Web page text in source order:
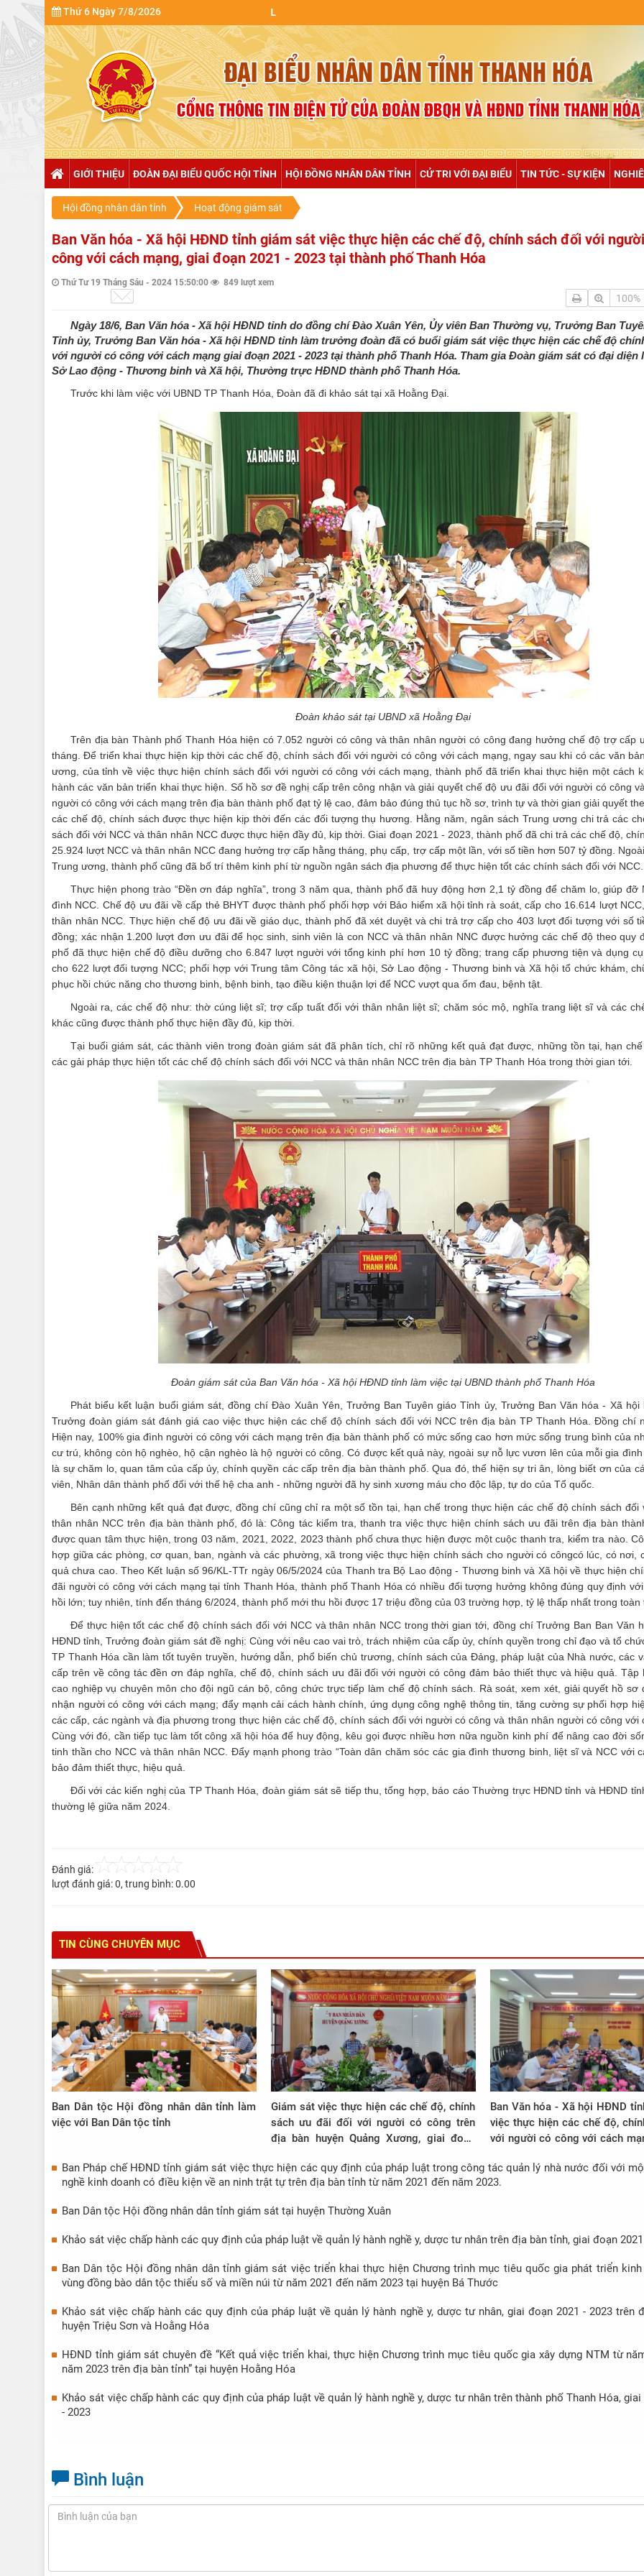
Thứ 6 Ngày 7/8/2026
GIỚI THIỆU ĐOÀN ĐẠI BIỂU QUỐC HỘI TỈNH HỘI ĐỒNG NHÂN DÂN TỈNH CỬ TRI VỚI ĐẠI BIỂU TIN TỨC - SỰ KIỆN
Hội đồng nhân dân tỉnh Hoạt động giám sát
Ban Văn hóa - Xã hội HĐND tỉnh giám sát việc thực hiện các chế độ, chính sách đối với
công với cách mạng, giai đoạn 2021 - 2023 tại thành phố Thanh Hóa
Thứ Tư 19 Tháng Sáu - 2024 15:50:00 849 lượt xem
100%
Ngày 18/6, Ban Văn hóa - Xã hội HĐND tỉnh do đồng chí Đào Xuân Yên, Ủy viên Ban Thường vụ, Trưởng Ban
Tỉnh ủy, Trưởng Ban Văn hóa - Xã hội HĐND tỉnh làm trưởng đoàn đã có buổi giám sát việc thực hiện các chế độ
với người có công với cách mạng giai đoạn 2021 - 2023 tại thành phố Thanh Hóa. Tham gia Đoàn giám sát có đại diện
Sở Lao động - Thương binh và Xã hội, Thường trực HĐND thành phố Thanh Hóa.
Trước khi làm việc với UBND TP Thanh Hóa, Đoàn đã đi khảo sát tại xã Hoằng Đại.
Đoàn khảo sát tại UBND xã Hoằng Đại
Trên địa bàn Thành phố Thanh Hóa hiện có 7.052 người có công và thân nhân người có công đang hưởng chế độ trợ cấp
tháng. Để triển khai thực hiện kịp thời các chế độ, chính sách đối với người có công với cách mạng, ngay sau khi có các văn
ương, của tỉnh về việc thực hiện chính sách đối với người có công với cách mạng, thành phố đã triển khai thực hiện một cách
hành các văn bản triển khai thực hiện. Số hồ sơ đề nghị cấp trên công nhận và giải quyết chế độ ưu đãi đối với người có công
người có công với cách mạng trên địa bàn thành phố đạt tỷ lệ cao, đảm bảo đúng thủ tục hồ sơ, trình tự và thời gian giải quyết
các chế độ, chính sách được thực hiện kịp thời đến các đối tượng thụ hương. Hằng năm, ngân sách Trung ương chi trả các
sách đối với NCC và thân nhân NCC được thực hiện đầy đủ, kịp thời. Giai đoạn 2021 - 2023, thành phố đã chi trả các chế độ,
25.924 lượt NCC và thân nhân NCC đang hưởng trợ cấp hằng tháng, phụ cấp, trợ cấp một lần, với số tiền hơn 507 tỷ đồng.
Trung ương, thành phố cũng đã bố trí thêm kinh phí từ nguồn ngân sách địa phương để thực hiện tốt các chính sách đối với NCC.
Thực hiện phong trào “Đền ơn đáp nghĩa”, trong 3 năm qua, thành phố đã huy động hơn 2,1 tỷ đồng để chăm lo, giúp đỡ
đình NCC. Chế độ ưu đãi về cấp thẻ BHYT được thành phố phối hợp với Bảo hiểm xã hội tỉnh rà soát, cấp cho 16.614 lượt
thân nhân NCC. Thực hiện chế độ ưu đãi về giáo dục, thành phố đã xét duyệt và chi trả trợ cấp cho 403 lượt đối tượng với số
đồng; xác nhận 1.200 lượt đơn ưu đãi để học sinh, sinh viên là con NCC và thân nhân NNC được hưởng các chế độ theo quy
phố đã thực hiện chế độ điều dưỡng cho 6.847 lượt người với tổng kinh phí hơn 10 tỷ đồng; trang cấp phương tiện và dụng
cho 622 lượt đối tượng NCC; phối hợp với Trung tâm Công tác xã hội, Sở Lao động - Thương binh và Xã hội tổ chức khám,
phục hồi chức năng cho thương binh, bệnh binh, tạo điều kiện thuận lợi để NCC vượt qua ốm đau, bệnh tật.
Ngoài ra, các chế độ như: thờ cúng liệt sĩ; trợ cấp tuất đối với thân nhân liệt sĩ; chăm sóc mộ, nghĩa trang liệt sĩ và các
khác cũng được thành phố thực hiện đầy đủ, kịp thời.
Tại buổi giám sát, các thành viên trong đoàn giám sát đã phân tích, chỉ rõ những kết quả đạt được, những tồn tại, hạn
các gải pháp thực hiện tốt các chế độ chính sách đối với NCC và thân nhân NCC trên địa bàn TP Thanh Hóa trong thời gian tới.
Đoàn giám sát của Ban Văn hóa - Xã hội HĐND tỉnh làm việc tại UBND thành phố Thanh Hóa
Phát biểu kết luận buổi giám sát, đồng chí Đào Xuân Yên, Trưởng Ban Tuyên giáo Tỉnh ủy, Trưởng Ban Văn hóa - Xã hội
Trưởng đoàn giám sát đánh giá cao việc thực hiện các chế độ chính sách đối với NCC trên địa bàn TP Thanh Hóa. Đồng chí
Hiện nay, 100% gia đình người có công với cách mạng trên địa bàn thành phố có mức sống cao hơn mức sống trung bình của
cư trú, không còn hộ nghèo, hộ cận nghèo là hộ người có công. Có được kết quả này, ngoài sự nỗ lực vươn lên của mỗi gia
là sự chăm lo, quan tâm của cấp ủy, chính quyền các cấp trên địa bàn thành phố. Qua đó, thể hiện sự tri ân, lòng biết ơn của
viên, Nhân dân thành phố đối với thế hệ cha anh - những người đã hy sinh xương máu cho độc lập, tự do của Tổ quốc.
Bên cạnh những kết quả đạt được, đồng chí cũng chỉ ra một số tồn tại, hạn chế trong thực hiện các chế độ chính sách đối
thân nhân NCC trên địa bàn thành phố, đó là: Công tác kiểm tra, thanh tra việc thực hiện chính sách ưu đãi trên địa bàn
được quan tâm thực hiện, trong 03 năm, 2021, 2022, 2023 thành phố chưa thực hiện được một cuộc thanh tra, kiểm tra nào.
hợp giữa các phòng, cơ quan, ban, ngành và các phường, xã trong việc thực hiện chính sách cho người có côngcó lúc, có nơi,
quả chưa cao. Theo Kết luận số 96/KL-TTr ngày 06/5/2024 của Thanh tra Bộ Lao động - Thương binh và Xã hội về thực hiện
đãi người có công với cách mạng tại tỉnh Thanh Hóa, thành phố Thanh Hóa có nhiều đối tượng hưởng không đúng quy định
hồi lớn; tuy nhiên, tính đến tháng 6/2024, thành phố mới thu hồi được 17 triệu đồng của 03 trường hợp, tỷ lệ thấp nhất trong toàn
Để thực hiện tốt các chế độ chính sách đối với NCC và thân nhân NCC trong thời gian tới, đồng chí Trưởng Ban Ban Văn
HĐND tỉnh, Trưởng đoàn giám sát đề nghị: Cùng với nêu cao vai trò, trách nhiệm của cấp ủy, chính quyền trong chỉ đạo và tổ
TP Thanh Hóa cần làm tốt tuyên truyền, hướng dẫn, phổ biến chủ trương, chính sách của Đảng, pháp luật của Nhà nước, các
cấp trên về công tác đền ơn đáp nghĩa, chế độ, chính sách ưu đãi đối với người có công đảm bảo thiết thực và hiệu quả. Tập
cao nghiệp vụ chuyên môn cho đội ngũ cán bộ, công chức trực tiếp làm chế độ chính sách. Rà soát, xem xét, giải quyết hồ sơ
nhận người có công với cách mạng; đẩy mạnh cải cách hành chính, ứng dụng công nghệ thông tin, tăng cường sự phối hợp
các cấp, các ngành và địa phương trong thực hiện các chế độ, chính sách đối với người có công và thân nhân người có công với
Cùng với đó, cần tiếp tục làm tốt công xã hội hóa để huy động, kêu gọi được nhiều hơn nữa nguồn kinh phí để nâng cao đời
tinh thần cho NCC và thân nhân NCC. Đẩy mạnh phong trào “Toàn dân chăm sóc các gia đình thương binh, liệt sĩ và NCC với
bảo đảm thiết thực, hiệu quả.
Đối với các kiến nghị của TP Thanh Hóa, đoàn giám sát sẽ tiếp thu, tổng hợp, báo cáo Thường trực HĐND tỉnh và HĐND
thường lệ giữa năm 2024.
Đánh giá:
lượt đánh giá:0, trung bình:0.00
TIN CÙNG CHUYÊN MỤC
Ban Dân tộc Hội đồng nhân dân tỉnh làm
việc với Ban Dân tộc tỉnh
Giám sát việc thực hiện các chế độ, chính
sách ưu đãi đối với người có công trên
địa bàn huyện Quảng Xương, giai đoạn
Ban Văn hóa - Xã hội HĐND
việc thực hiện các chế độ,
với người có công với cách
Ban Pháp chế HĐND tỉnh giám sát việc thực hiện các quy định của pháp luật trong công tác quản lý nhà nước đối với
nghề kinh doanh có điều kiện về an ninh trật tự trên địa bàn tỉnh từ năm 2021 đến năm 2023.
Ban Dân tộc Hội đồng nhân dân tỉnh giám sát tại huyện Thường Xuân
Khảo sát việc chấp hành các quy định của pháp luật về quản lý hành nghề y, dược tư nhân trên địa bàn tỉnh, giai đoạn
Ban Dân tộc Hội đồng nhân dân tỉnh giám sát việc triển khai thực hiện Chương trình mục tiêu quốc gia phát triển
vùng đồng bào dân tộc thiểu số và miền núi từ năm 2021 đến năm 2023 tại huyện Bá Thước
Khảo sát việc chấp hành các quy định của pháp luật về quản lý hành nghề y, dược tư nhân, giai đoạn 2021 - 2023 trên
huyện Triệu Sơn và Hoằng Hóa
HĐND tỉnh giám sát chuyên đề “Kết quả việc triển khai, thực hiện Chương trình mục tiêu quốc gia xây dựng NTM từ
năm 2023 trên địa bàn tỉnh” tại huyện Hoằng Hóa
Khảo sát việc chấp hành các quy định của pháp luật về quản lý hành nghề y, dược tư nhân trên thành phố Thanh Hóa, giai
- 2023
Bình luận